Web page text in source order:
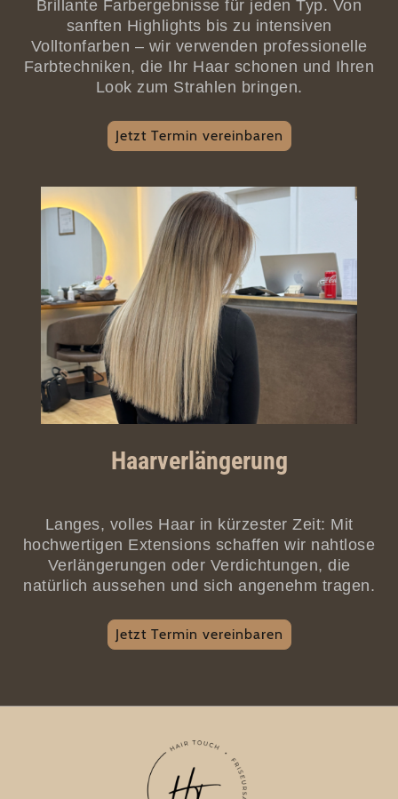
Brillante Farbergebnisse für jeden Typ. Von
sanften Highlights bis zu intensiven
Volltonfarben – wir verwenden professionelle
Farbtechniken, die Ihr Haar schonen und Ihren
Look zum Strahlen bringen.
Jetzt Termin vereinbaren
Haarverlängerung
Langes, volles Haar in kürzester Zeit: Mit
hochwertigen Extensions schaffen wir nahtlose
Verlängerungen oder Verdichtungen, die
natürlich aussehen und sich angenehm tragen.
Jetzt Termin vereinbaren